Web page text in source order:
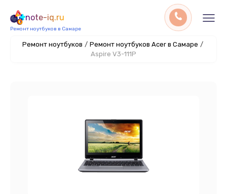
note-iq.ru
Ремонт ноутбуков в Самаре
Ремонт ноутбуков / Ремонт ноутбуков Acer в Самаре /
Aspire V3-111P